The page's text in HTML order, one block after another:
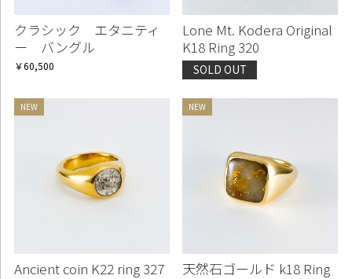
クラシック エタニティ
ー バングル
￥60,500
Lone Mt. Kodera Original
K18 Ring 320
SOLD OUT
Ancient coin K22 ring 327
天然石ゴールド k18 Ring